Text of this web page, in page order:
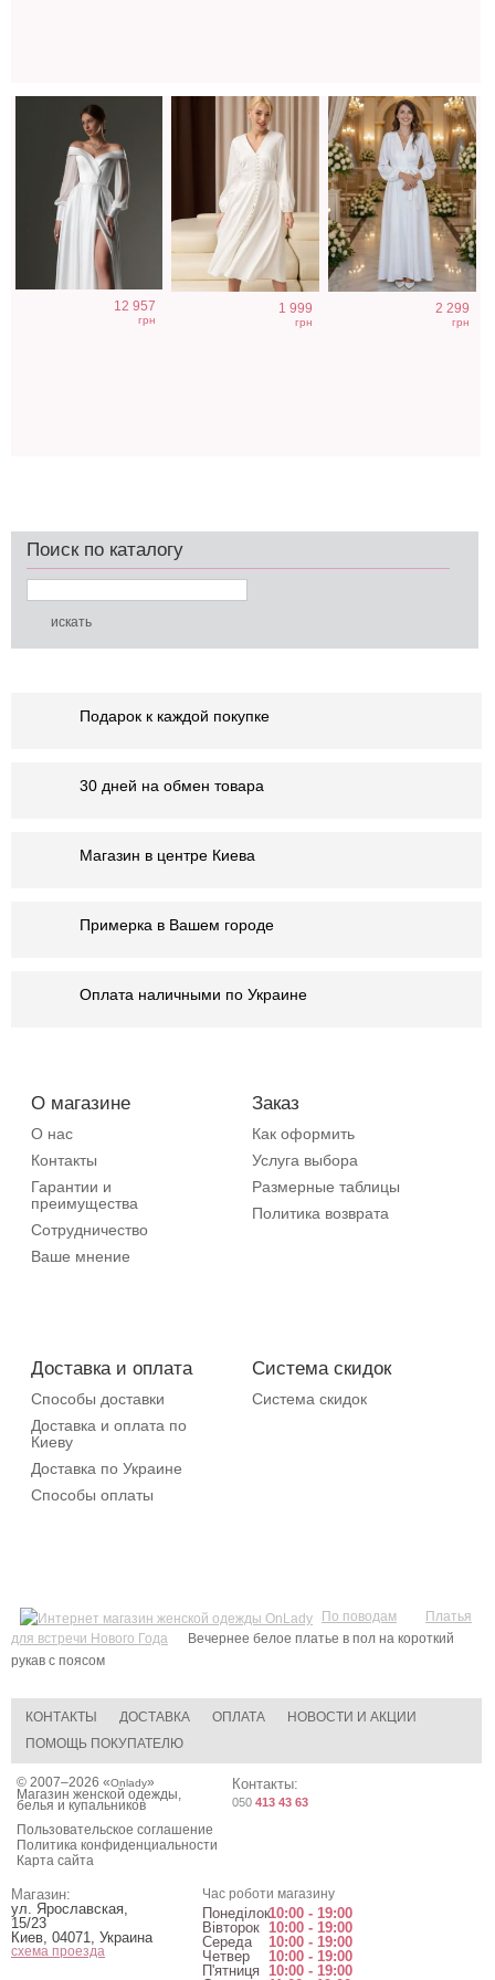
12 957
грн
1 999
грн
2 299
грн
Поиск по каталогу
Подарок к каждой покупке
30 дней на обмен товара
Магазин в центре Киева
Примерка в Вашем городе
Оплата наличными по Украине
О магазине
О нас
Контакты
Гарантии и
преимущества
Сотрудничество
Ваше мнение
Заказ
Как оформить
Услуга выбора
Размерные таблицы
Политика возврата
Доставка и оплата
Способы доставки
Доставка и оплата по
Киеву
Доставка по Украине
Способы оплаты
Система скидок
Система скидок
По поводам
Платья
для встречи Нового Года
Вечернее белое платье в пол на короткий
рукав c поясом
КОНТАКТЫ ДОСТАВКА ОПЛАТА
НОВОСТИ И АКЦИИ
ПОМОЩЬ ПОКУПАТЕЛЮ
© 2007–2026 «Onlady»
Магазин женской одежды,
белья и купальников
Пользовательское соглашение
Политика конфиденциальности
Карта сайта
Контакты:
050 413 43 63
Магазин:
ул. Ярославская,
15/23
Киев 04071 Украина
схема проезда
Час роботи магазину
Понеділок10:00 - 19:00
Вівторок 10:00 - 19:00
Середа
10:00 - 19:00
Четвер
10:00 - 19:00
П'ятниця 10:00 - 19:00